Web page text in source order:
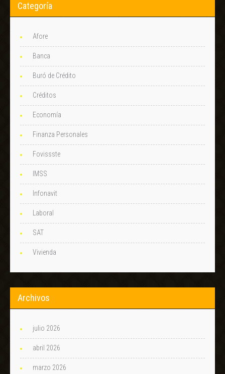
Categoría
Afore
Banca
Buró de Crédito
Créditos
Economía
Finanza Personales
Fovissste
IMSS
Infonavit
Laboral
SAT
Vivienda
Archivos
julio 2026
abril 2026
marzo 2026